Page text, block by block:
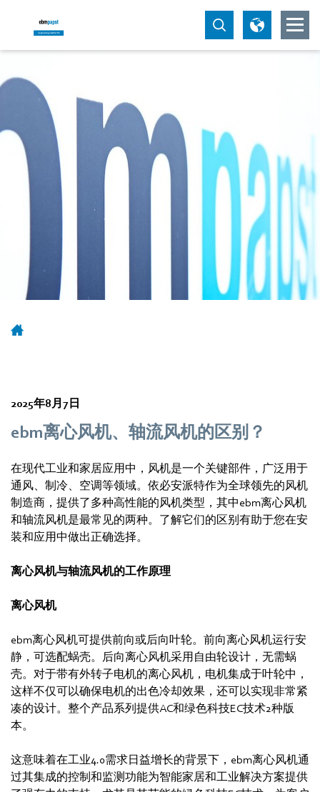
2025年8月7日
ebm离心风机、轴流风机的区别？
在现代工业和家居应用中，风机是一个关键部件，广泛用于
通风、制冷、空调等领域。依必安派特作为全球领先的风机
制造商，提供了多种高性能的风机类型，其中ebm离心风机
和轴流风机是最常见的两种。了解它们的区别有助于您在安
装和应用中做出正确选择。
离心风机与轴流风机的工作原理
离心风机
ebm离心风机可提供前向或后向叶轮。前向离心风机运行安
静，可选配蜗壳。后向离心风机采用自由轮设计，无需蜗
壳。对于带有外转子电机的离心风机，电机集成于叶轮中，
这样不仅可以确保电机的出色冷却效果，还可以实现非常紧
凑的设计。整个产品系列提供AC和绿色科技EC技术2种版
本。
这意味着在工业4.0需求日益增长的背景下，ebm离心风机通
过其集成的控制和监测功能为智能家居和工业解决方案提供